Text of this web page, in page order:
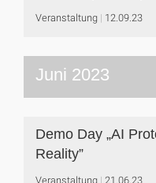
Veranstaltung 12.09.23
Juni 2023
Demo Day „AI
Reality”
Veranstaltung 21.06.23